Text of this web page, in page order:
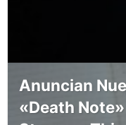
Anuncian
«Death